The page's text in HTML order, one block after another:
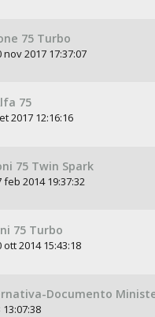
75 Turbo
nov 2017 17:37:07
75
2017 12:16:16
75 Twin Spark
feb 2014 19:37:32
75 Turbo
ott 2014 15:43:18
Documento
13:07:38